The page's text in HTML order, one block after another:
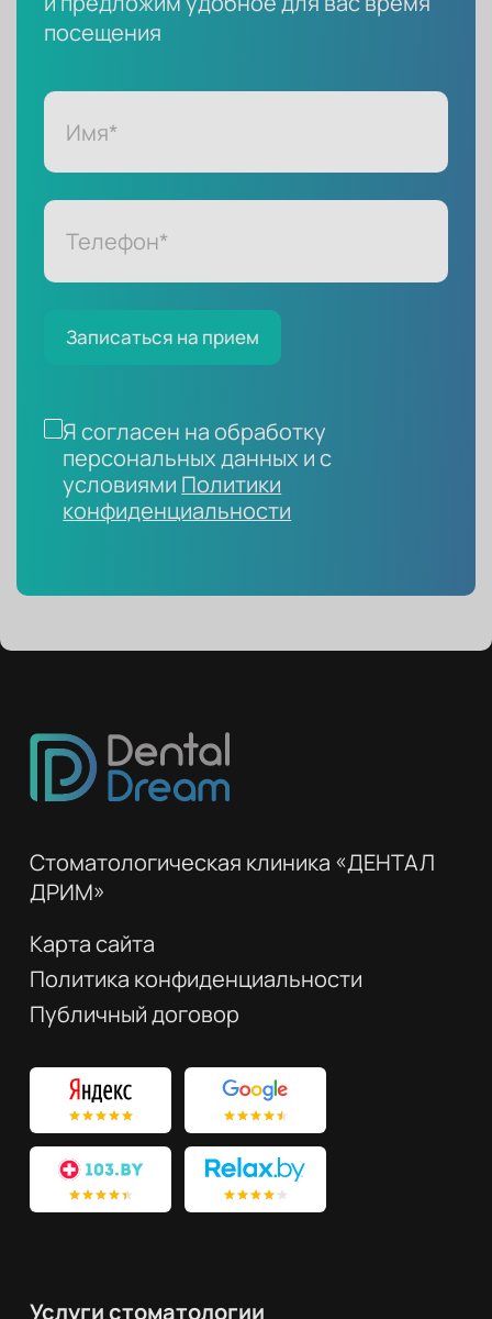
посещения
Записаться на прием
Я согласен на обработку
персональных данных и с
условиями Политики
конфиденциальности
Стоматологическая клиника «ДЕНТАЛ
ДРИМ»
Карта сайта
Политика конфиденциальности
Публичный договор
Услуги стоматологии